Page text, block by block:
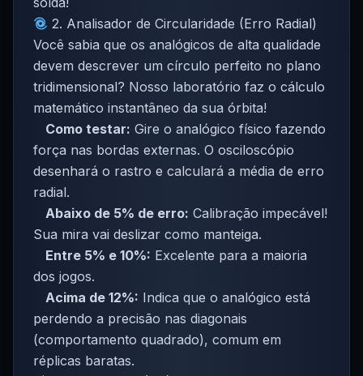
2. Analisador de Circularidade (Erro Radial)
Você sabia que os analógicos de alta qualidade
devem descrever um círculo perfeito no plano
tridimensional? Nosso laboratório faz o cálculo
matemático instantâneo da sua órbita!
Como testar: Gire o analógico físico fazendo
força nas bordas externas. O osciloscópio
desenhará o rastro e calculará a média de erro
radial.
Abaixo de 5% de erro: Calibração impecável!
Sua mira vai deslizar como manteiga.
Entre 5% e 10%: Excelente para a maioria
dos jogos.
Acima de 12%: Indica que o analógico está
perdendo a precisão nas diagonais
(comportamento quadrado), comum em
réplicas baratas.